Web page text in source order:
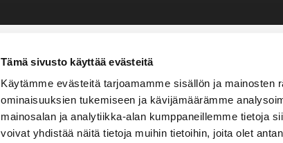
Tämä sivusto käyttää evästeitä
Käytämme evästeitä tarjoamamme sisällön ja mainosten
ominaisuuksien tukemiseen ja kävijämäärämme
mainosalan ja analytiikka-alan kumppaneillemme tietoja
voivat yhdistää näitä tietoja muihin tietoihin, joita olet